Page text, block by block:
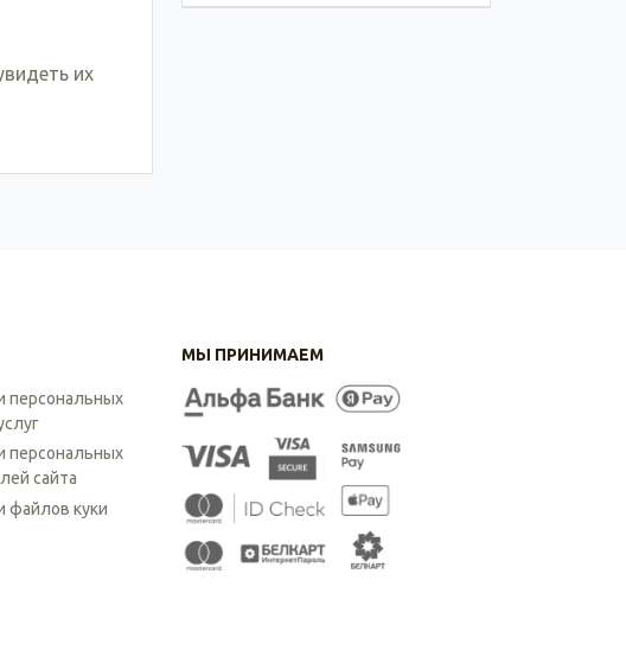
их
персональных
персональных
сайта
файлов куки
МЫ ПРИНИМАЕМ